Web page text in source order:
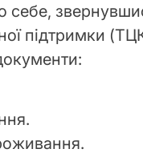
себе,
підтримки